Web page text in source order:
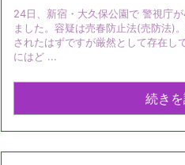
24日、新宿・大久保公園で 警視庁
ました。容疑は売春防止法(売防法)
されたはずですが厳然として存在し
にはど ...
続き